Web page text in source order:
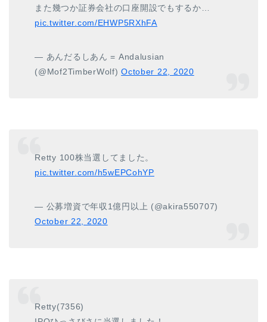
また幾つか証券会社の口座開設でもするか…
pic.twitter.com/EHWP5RXhFA
— あんだるしあん = Andalusian
(@Mof2TimberWolf)October 22, 2020
Retty 100株当選してました。
pic.twitter.com/h5wEPCohYP
— 公募増資で年収1億円以上 (@akira550707)
October 22, 2020
Retty(7356)